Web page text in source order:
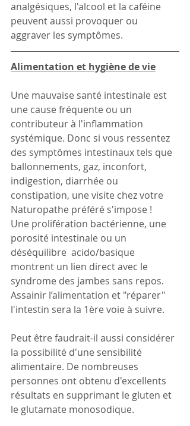
analgésiques, l'alcool et la caféine
peuvent aussi provoquer ou
aggraver les symptômes.
Alimentation et hygiène de vie
Une mauvaise santé intestinale est
une cause fréquente ou un
contributeur à l'inflammation
systémique. Donc si vous ressentez
des symptômes intestinaux tels que
ballonnements, gaz, inconfort,
indigestion, diarrhée ou
constipation, une visite chez votre
Naturopathe préféré s'impose !
Une prolifération bactérienne, une
porosité intestinale ou un
déséquilibre  acido/basique
montrent un lien direct avec le
syndrome des jambes sans repos.
Assainir l’alimentation et "réparer"
l'intestin sera la 1ère voie à suivre.
Peut être faudrait-il aussi considérer
la possibilité d'une sensibilité
alimentaire. De nombreuses
personnes ont obtenu d'excellents
résultats en supprimant le gluten et
le glutamate monosodique.